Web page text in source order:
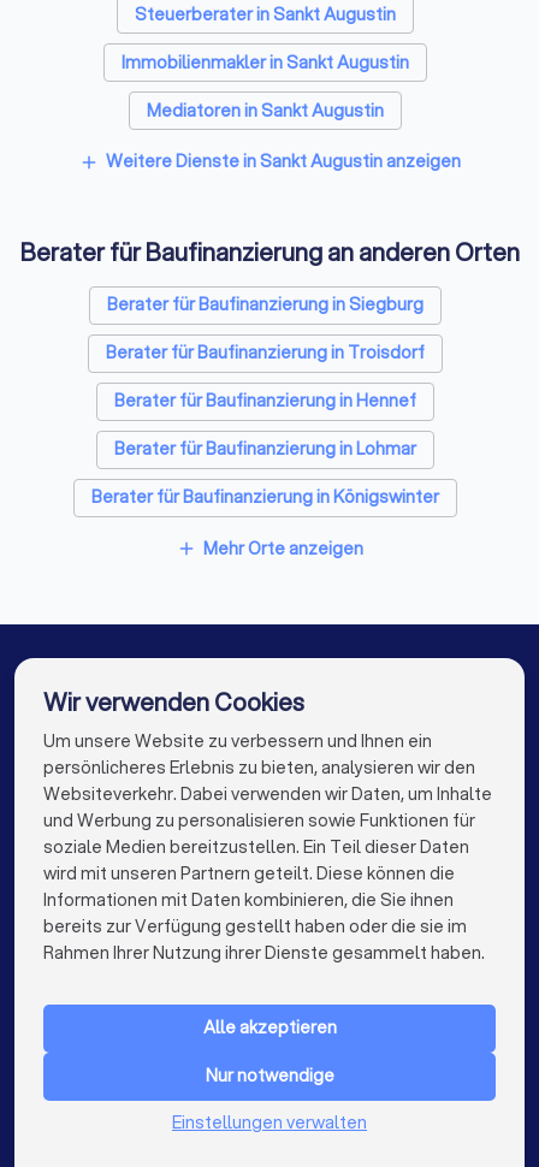
Steuerberater in Sankt Augustin
Immobilienmakler in Sankt Augustin
Mediatoren in Sankt Augustin
Energieberater in Sankt Augustin
add Weitere Dienste in Sankt Augustin anzeigen
Berater für Baufinanzierung an anderen Orten
Berater für Baufinanzierung in Siegburg
Berater für Baufinanzierung in Troisdorf
Berater für Baufinanzierung in Hennef
Berater für Baufinanzierung in Lohmar
Berater für Baufinanzierung in Königswinter
Berater für Baufinanzierung in Bonn
Westfalen)
Berater für Baufinanzierung in Bad Honnef
Berater für Baufinanzierung in Berlin
Berater für Baufinanzierung in Hamburg
Berater für Baufinanzierung in München
Berater für Baufinanzierung in Köln
Berater für Baufinanzierung in Stuttgart
Berater für Baufinanzierung in Düsseldorf
Berater für Baufinanzierung in Dortmund
add Mehr Orte anzeigen
Die besten Berater für Baufinanzierung für Sie
info@trustlocal.de
FÜR PRIVATPERSONEN
Niederlande
Wir verwenden Cookies
Um unsere Website zu verbessern und Ihnen ein
persönlicheres Erlebnis zu bieten, analysieren wir den
Websiteverkehr. Dabei verwenden wir Daten, um Inhalte
und Werbung zu personalisieren sowie Funktionen für
soziale Medien bereitzustellen. Ein Teil dieser Daten
wird mit unseren Partnern geteilt. Diese können die
Informationen mit Daten kombinieren, die Sie ihnen
bereits zur Verfügung gestellt haben oder die sie im
Rahmen Ihrer Nutzung ihrer Dienste gesammelt haben.
Alle akzeptieren
Nur notwendige
Einstellungen verwalten